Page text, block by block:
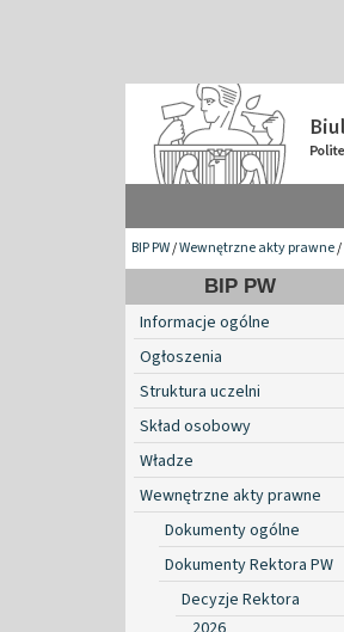
BIP PW/Wewnętrzne akty prawne/
BIP PW
Informacje ogólne
Ogłoszenia
Struktura uczelni
Skład osobowy
Władze
Wewnętrzne akty prawne
Dokumenty ogólne
Dokumenty Rektora PW
Decyzje Rektora